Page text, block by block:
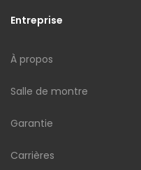
Entreprise
À propos
Salle de montre
Garantie
Carrières